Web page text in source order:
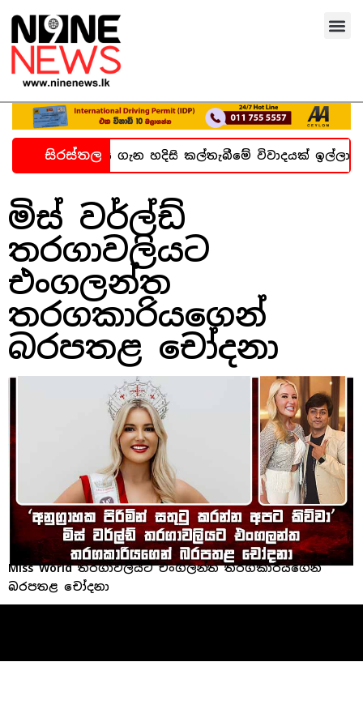
සිරස්තල
සිද්ධිය ගැන හදිසි කල්තැබීමේ විවාදයක් ඉල්ලා
මිස් වර්ල්ඩ්
තරගාවලියට
එංගලන්ත
තරගකාරියගෙන්
බරපතළ චෝදනා
Miss World තරගාවලියට එංගලන්ත තරගකාරියගෙන්
බරපතළ චෝදනා